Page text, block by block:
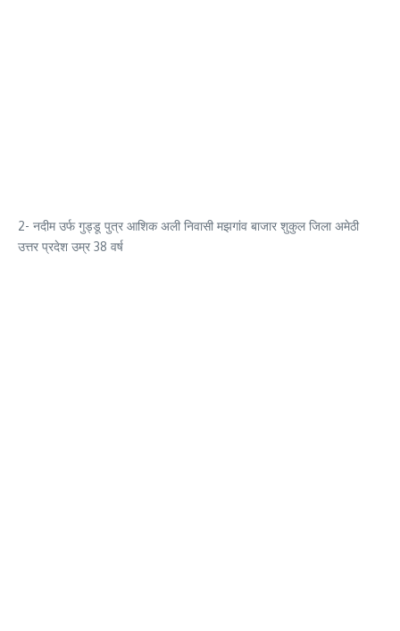
2- नदीम उर्फ गुड्डू पुत्र आशिक अली निवासी मझगांव बाजार शुकुल जिला अमेठी
उत्तर प्रदेश उम्र 38 वर्ष